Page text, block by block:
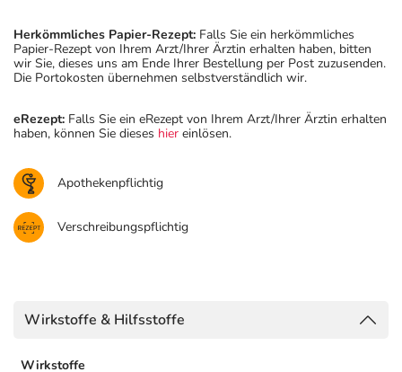
Herkömmliches Papier-Rezept: Falls Sie ein herkömmliches
Papier-Rezept von Ihrem Arzt/Ihrer Ärztin erhalten haben, bitten
wir Sie, dieses uns am Ende Ihrer Bestellung per Post zuzusenden.
Die Portokosten übernehmen selbstverständlich wir.
eRezept: Falls Sie ein eRezept von Ihrem Arzt/Ihrer Ärztin erhalten
haben, können Sie dieses hier einlösen.
Apothekenpflichtig
Verschreibungspflichtig
Wirkstoffe & Hilfsstoffe
Wirkstoffe